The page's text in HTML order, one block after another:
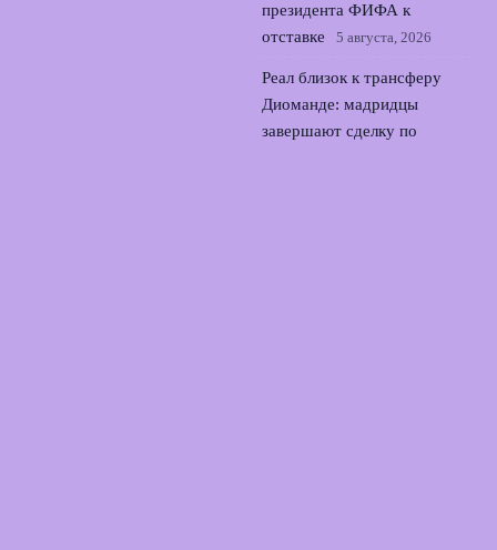
президента ФИФА к
отставке
5 августа, 2026
Реал близок к трансферу
Диоманде: мадридцы
завершают сделку по